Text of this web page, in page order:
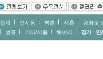
전체 인사동 북촌 서촌
광화문∙
성동
기타/서울 헤이리 경기ㆍ인